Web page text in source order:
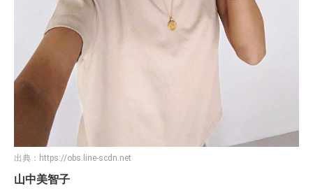
出典： https://obs.line-scdn.net
山中美智子